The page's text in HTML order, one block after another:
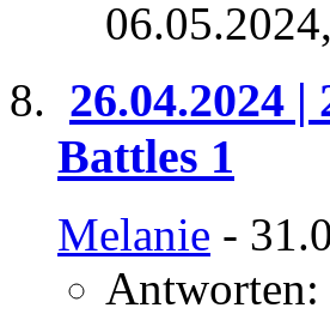
06.05.2024,
26.04.2024
Battles 1
Melanie -
Antworten: